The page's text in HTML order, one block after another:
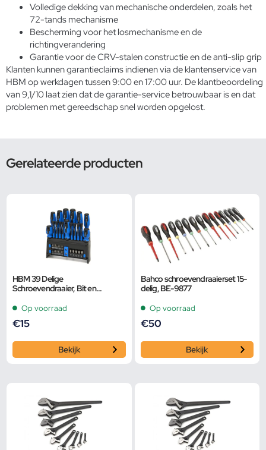
Volledige dekking van mechanische onderdelen, zoals het
72-tands mechanisme
Bescherming voor het losmechanisme en de
richtingverandering
Garantie voor de CRV-stalen constructie en de anti-slip grip
Klanten kunnen garantieclaims indienen via de klantenservice van
HBM op werkdagen tussen 9:00 en 17:00 uur. De klantbeoordeling
van 9,1/10 laat zien dat de garantie-service betrouwbaar is en dat
problemen met gereedschap snel worden opgelost.
Gerelateerde producten
HBM 39 Delige
Schroevendraaier, Bit en
Op voorraad
€15
Bekijk
Bahco schroevendraaierset 15-
delig, BE-9877
Op voorraad
€50
Bekijk